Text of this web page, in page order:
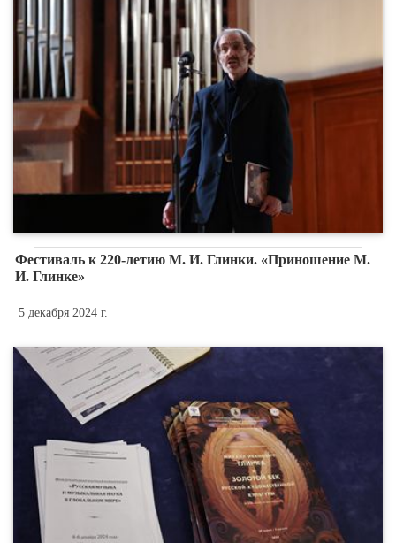
Фестиваль к 220-летию М. И. Глинки. «Приношение М.
И. Глинке»
5 декабря 2024 г.